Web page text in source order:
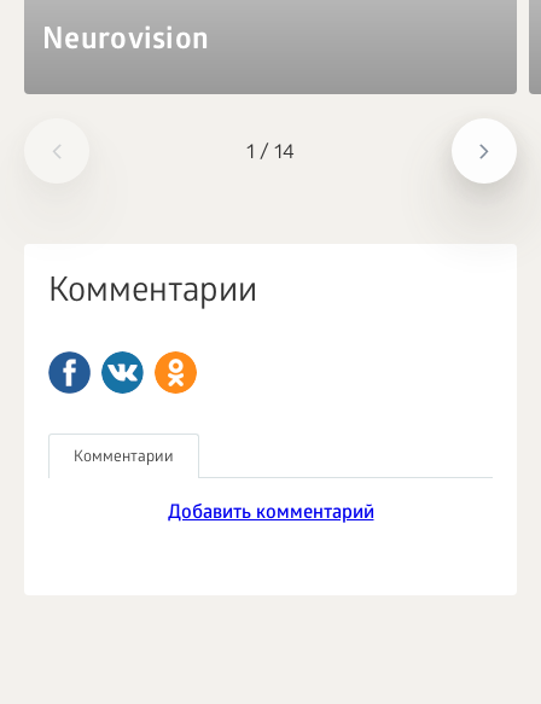
1 / 14
Neurovision
Комментарии
Комментарии
Добавить комментарий